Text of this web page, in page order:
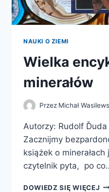
NAUKI O ZIEMI
Wielka
minerałów
Przez Michał
Autorzy: Rudolf Ďuda
Zacznijmy
książek o
czytelnik pyta, po
DOWIEDZ SIĘ WIĘCEJ